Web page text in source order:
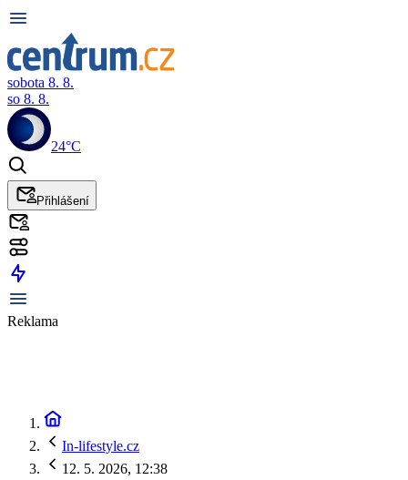
sobota 8. 8.
so 8. 8.
24°C
Přihlášení
Reklama
In-lifestyle.cz
12. 5. 2026, 12:38